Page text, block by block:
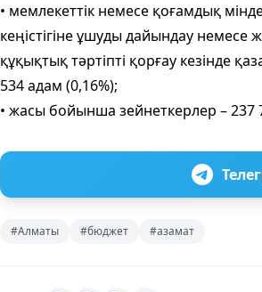
• мемлекеттік немесе қоғамдық
кеңістігіне ұшуды дайындау немесе
құқықтық тәртіпті қорғау кезінде
534 адам (0,16%);
• жасы бойынша зейнеткерлер – 237
#Алматы #бюджет #азамат